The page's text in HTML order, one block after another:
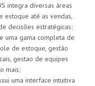
integra diversas áreas
estoque até as vendas,
decisões estratégicas;
uma gama completa de
de estoque, gestão
gestao de equipes
mais;
uma interface intuitiva